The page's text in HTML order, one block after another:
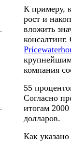
К примеру,
рост и
вложить
компания
55
Согласно
итогам
долларов.
Как